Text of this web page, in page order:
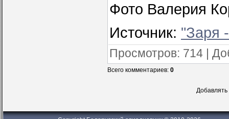
Фото Валерия
Источник: "Заря
Просмотров: 714 |
Всего комментариев:0
Добавлять